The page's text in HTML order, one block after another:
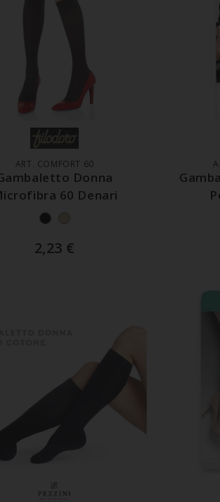
AL CARRELLO
ART. COMFORT 60
Donna
60 Denari
2,23 €
AL CARRELLO